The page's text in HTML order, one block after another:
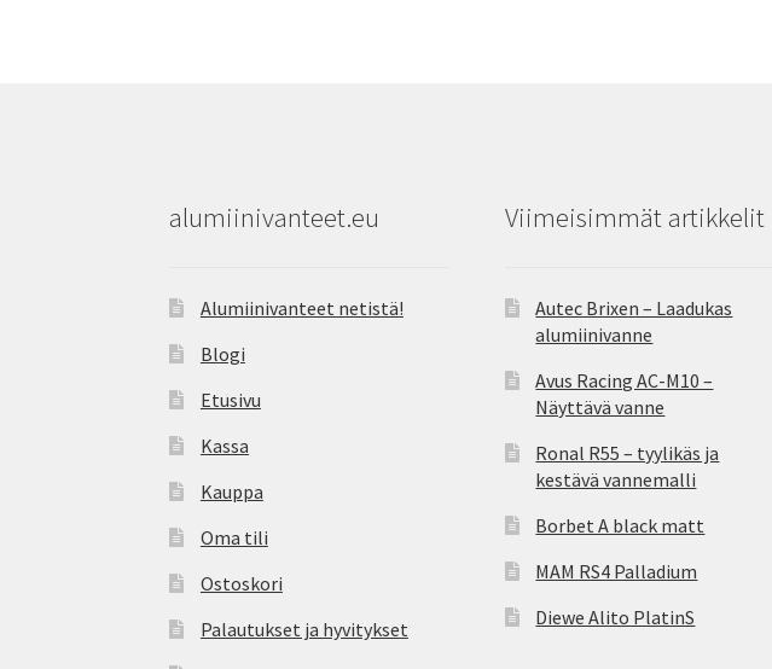
alumiinivanteet.eu
Alumiinivanteet netistä!
Blogi
Etusivu
Kassa
Kauppa
Oma tili
Ostoskori
Palautukset ja hyvitykset
Viimeisimmät artikkelit
Autec Brixen – Laadukas
alumiinivanne
Avus Racing AC-M10 –
Näyttävä vanne
Ronal R55 – tyylikäs ja
kestävä vannemalli
Borbet A black matt
MAM RS4 Palladium
Diewe Alito PlatinS